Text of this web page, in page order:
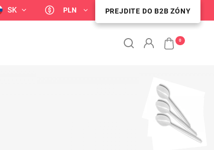
SK PLN PREJDITE DO B2B ZÓNY
PREJDITE DO B2B ZÓNY
0